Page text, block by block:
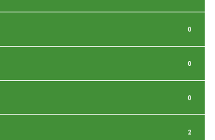
0
0
0
2